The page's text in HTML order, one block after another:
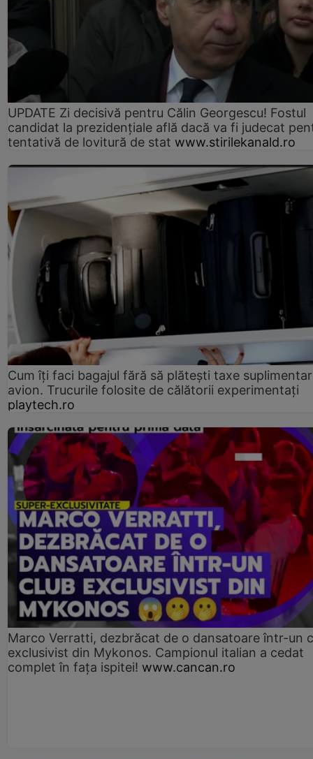
UPDATE Zi decisivă pentru Călin Georgescu! Fostul
candidat la prezidențiale află dacă va fi judecat
tentativă de lovitură de stat www.stirilekanald.ro
Cum îți faci bagajul fără să plătești taxe
avion. Trucurile folosite de călătorii experimentați
playtech.ro
Marco Verratti, dezbrăcat de o dansatoare într-un
exclusivist din Mykonos. Campionul italian a cedat
complet în fața ispitei! www.cancan.ro